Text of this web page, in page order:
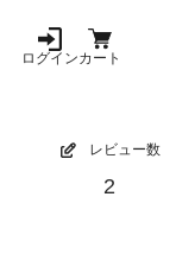
ログインカート
レビュー数
2